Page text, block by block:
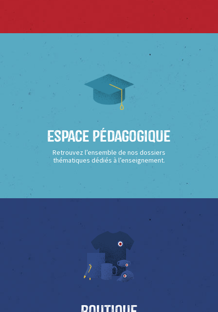
Espace Pédagogique
Retrouvez l’ensemble de nos dossiers
thématiques dédiés à l’enseignement.